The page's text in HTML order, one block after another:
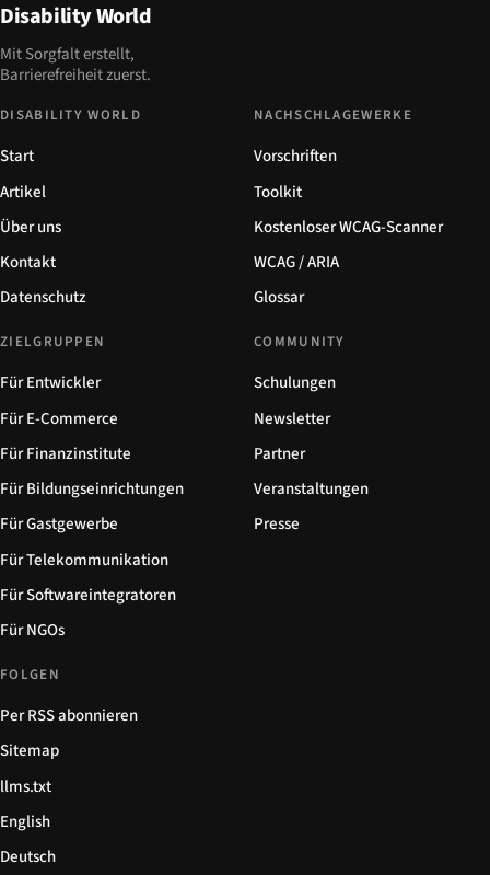
Disability World
Mit Sorgfalt erstellt,
Barrierefreiheit zuerst.
DISABILITY WORLD
Start
Artikel
Über uns
Kontakt
Datenschutz
NACHSCHLAGEWERKE
Vorschriften
Toolkit
Kostenloser WCAG-Scanner
WCAG / ARIA
Glossar
ZIELGRUPPEN
Für Entwickler
Für E-Commerce
Für Finanzinstitute
Für Bildungseinrichtungen
Für Gastgewerbe
Für Telekommunikation
Für Softwareintegratoren
Für NGOs
COMMUNITY
Schulungen
Newsletter
Partner
Veranstaltungen
Presse
FOLGEN
Per RSS abonnieren
Sitemap
llms.txt
English
Deutsch